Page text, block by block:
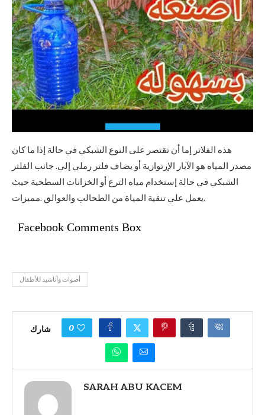
هذه الفلاتر إما أن تقتصر على النوع الشبكي في حالة إذا ما كان
مصدر المياه هو الآبار الإرتوازية أو يضاف فلتر رملي إلي. جانب الفلتر
الشبكي في حالة إستخدام مياه الترع أو الخزانات السطحية حيث
يعمل علي تنقية المياة من الطحالب والعوالق .مميزات.
Facebook Comments Box
أصوات وأناشيد للأطفال
شارك 0
SARAH ABU KACEM